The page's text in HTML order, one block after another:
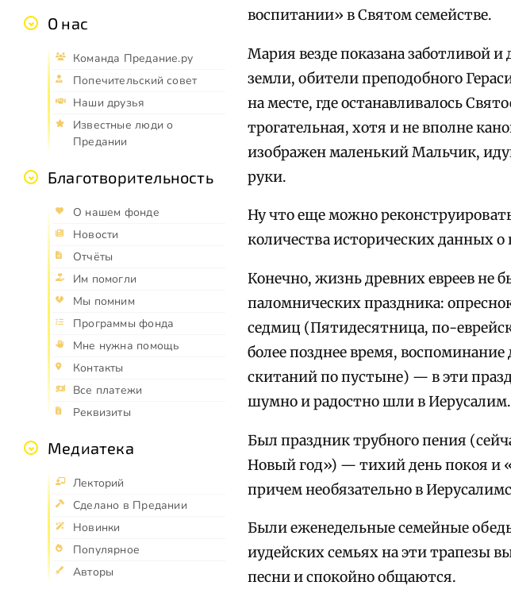
О нас
Команда Предание.ру
Попечительский совет
Наши друзья
Известные люди о
Предании
Благотворительность
О нашем фонде
Новости
Отчёты
Им помогли
Мы помним
Программы фонда
Мне нужна помощь
Контакты
Все платежи
Реквизиты
Медиатека
Лекторий
Сделано в Предании
Новинки
Популярное
Авторы
воспитании» в Святом семействе.
Мария везде показана заботливой
земли, обители преподобного
на месте, где останавливалось
трогательная, хотя и не вполне
изображен маленький Мальчик,
руки.
Ну что еще можно
количества исторических данных
Конечно, жизнь древних евреев не
паломнических праздника:
седмиц (Пятидесятница, по-
более позднее время,
скитаний по пустыне) — в эти
шумно и радостно шли в Иерусалим.
Был праздник трубного пения
Новый год») — тихий день покоя и
причем необязательно в
Были еженедельные семейные
иудейских семьях на эти трапезы
песни и спокойно общаются.